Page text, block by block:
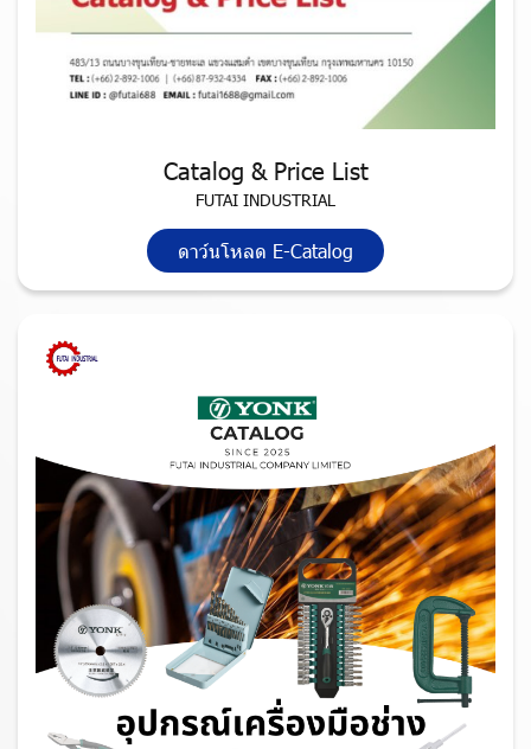
Catalog & Price List
FUTAI INDUSTRIAL
ดาว์นโหลด E-Catalog